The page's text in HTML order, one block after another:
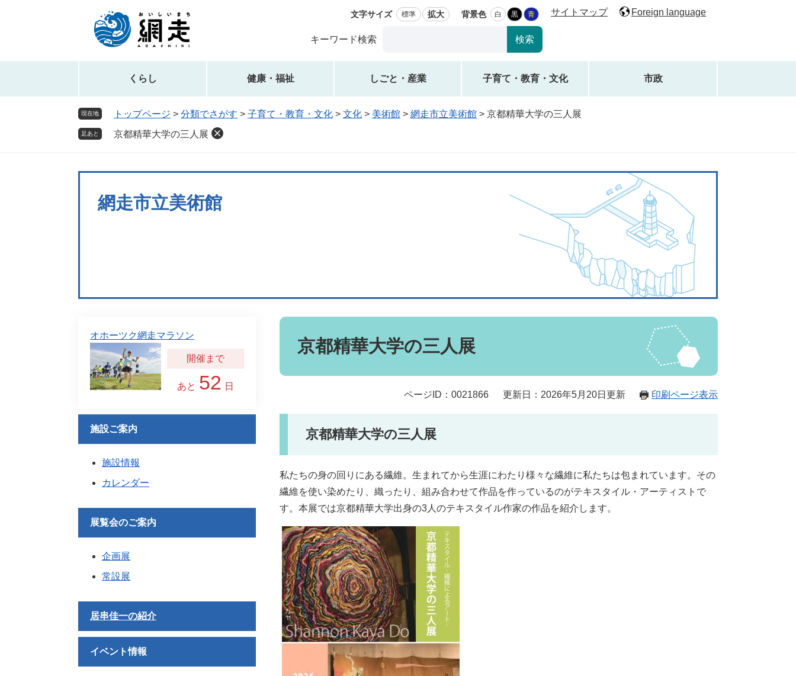
先
を
文字サイズ 標準 拡大 背景色 白 黒 青 サイトマップ Foreign language
キーワード検索
ス
タ
索
くらし 健康・福祉 しごと・産業 子育て・教育・文化 市政
現在地 トップページ > 分類でさがす > 子育て・教育・文化 > 文化 > 美術館 > 網走市立美術館 > 京都精華大学の三人展
足あと 京都精華大学の三人展
網走市立美術館
本
京都精華大学の三人展
ページID：0021866 更新日：2026年5月20日更新 印刷ページ表示
京都精華大学の三人展
私たちの身の回りにある繊維。生まれてから生涯にわたり様々な繊維に私たちは包まれています。その
繊維を使い染めたり、織ったり、組み合わせて作品を作っているのがテキスタイル・アーティストで
す。本展では京都精華大学出身の3人のテキスタイル作家の作品を紹介します。
オホーツク網走マラソン
あと 52 日
施設ご案内
施設情報
カレンダー
展覧会のご案内
企画展
常設展
居串佳一の紹介
イベント情報